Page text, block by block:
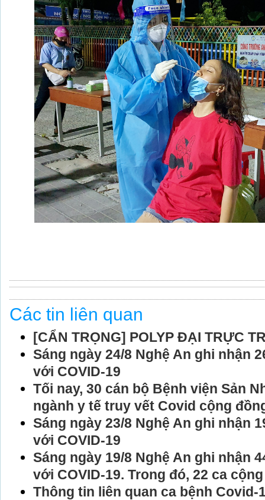
Các tin liên quan
[CẨN TRỌNG] POLYP ĐẠI TRỰC
Sáng ngày 24/8 Nghệ An ghi nhận
với COVID-19
Tối nay, 30 cán bộ Bệnh viện Sản
ngành y tế truy vết Covid cộng
Sáng ngày 23/8 Nghệ An ghi nhận
với COVID-19
Sáng ngày 19/8 Nghệ An ghi nhận
với COVID-19. Trong đó, 22 ca
Thông tin liên quan ca bệnh Covid-